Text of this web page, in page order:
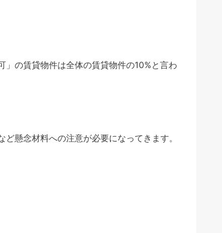
の賃貸物件は全体の賃貸物件の10%と言わ
懸念材料への注意が必要になってきます。